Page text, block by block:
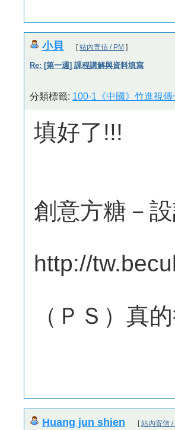
小貝 [站內寄信 / PM ]
Re: [第一週] 課程講解與資料填寫
分類標籤: 100-1《中國》竹進視
填好了!!!
創意方糖－
http://
（ＰＳ）
Huang jun shien [站內寄信 /